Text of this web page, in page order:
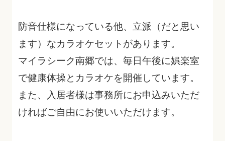
防音仕様になっている他、立派（だと思い
ます）なカラオケセットがあります。
マイラシーク南郷では、毎日午後に娯楽室
で健康体操とカラオケを開催しています。
また、入居者様は事務所にお申込みいただ
ければご自由にお使いいただけます。